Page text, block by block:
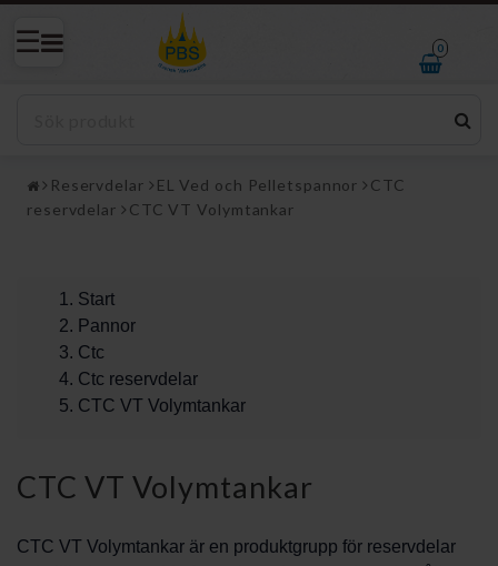
0
Reservdelar EL Ved och Pelletspannor
CTC
reservdelar
CTC VT Volymtankar
Start
Pannor
Ctc
Ctc reservdelar
CTC VT Volymtankar
CTC VT Volymtankar
CTC VT Volymtankar är en produktgrupp för reservdelar